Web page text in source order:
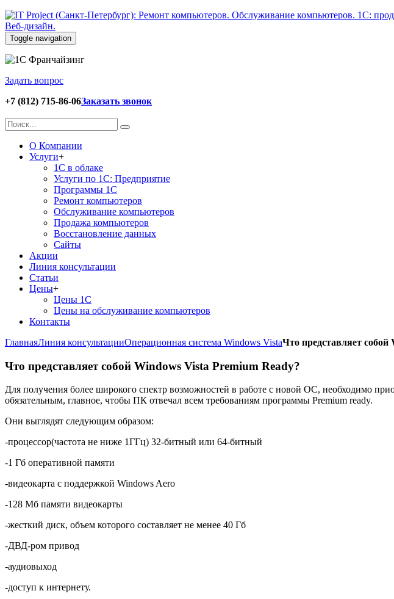
Toggle navigation
Задать вопрос
+7 (812) 715-86-06Заказать звонок
О Компании
Услуги+
1С в облаке
Услуги по 1С: Предприятие
Программы 1С
Ремонт компьютеров
Обслуживание компьютеров
Продажа компьютеров
Восстановление данных
Сайты
Акции
Линия консультации
Статьи
Цены+
Цены 1С
Цены на обслуживание компьютеров
Контакты
ГлавнаяЛиния консультацииОперационная система Windows VistaЧто представляет
Что представляет собой Windows Vista Premium Ready?
Для получения более широкого спектр возможностей в работе с новой ОС, необходимо
обязательным, главное, чтобы ПК отвечал всем требованиям программы Premium ready.
Они выглядят следующим образом:
-процессор(частота не ниже 1ГГц) 32-битный или 64-битный
-1 Гб оперативной памяти
-видеокарта с поддержкой Windows Aero
-128 Мб памяти видеокарты
-жесткий диск, объем которого составляет не менее 40 Гб
-ДВД-ром привод
-аудиовыход
-доступ к интернету.